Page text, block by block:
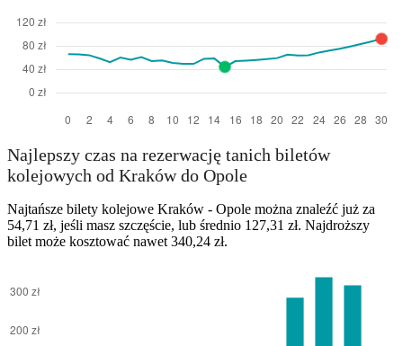
Najlepszy czas na rezerwację tanich biletów
kolejowych od Kraków do Opole
Najtańsze bilety kolejowe Kraków - Opole można znaleźć już za
54,71 zł, jeśli masz szczęście, lub średnio 127,31 zł. Najdroższy
bilet może kosztować nawet 340,24 zł.